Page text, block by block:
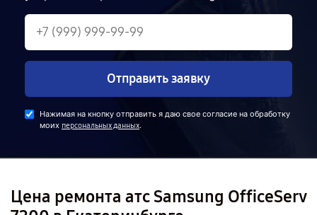
Отправить заявку
Нажимая на кнопку отправить я даю свое согласие на обработку
моих персональных данных.
Цена ремонта атс Samsung OfficeServ